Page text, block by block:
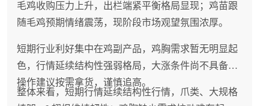
毛鸡收购压力上升，出栏端紧平衡格局显现；鸡苗跟
随毛鸡预期情绪震荡，现阶段市场观望氛围浓厚。
短期行业利好集中在鸡副产品，鸡胸需求暂无明显起
色，行情延续结构性强弱格局，大涨条件尚不具备，
操作建议按需拿货，谨慎追高。
整体来看，短期行情延续结构性行情，爪类、大规格